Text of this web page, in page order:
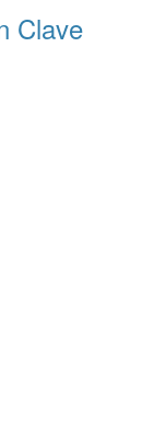
Clave